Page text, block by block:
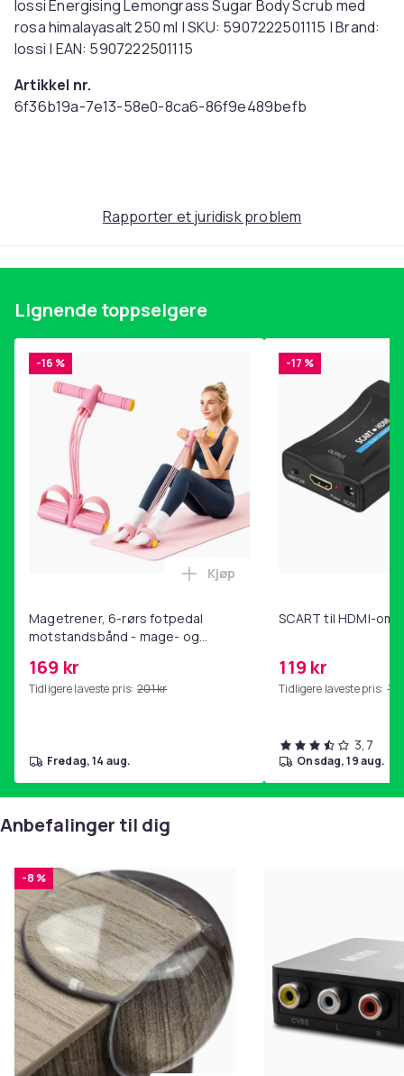
Iossi Energising Lemongrass Sugar Body Scrub med
rosa himalayasalt 250 ml | SKU: 5907222501115 | Brand:
Iossi | EAN: 5907222501115
Artikkel nr.
6f36b19a-7e13-58e0-8ca6-86f9e489befb
Rapporter et juridisk problem
Lignende toppselgere
-16 %
Magetrener, 6-rørs fotpedal
motstandsbånd - mage- og
hjemmegymnastikk Pink
169 kr
Tidligere laveste pris: 201 kr
Legg Magetrener, 6-rørs
Kjøp
fredag, 14 aug.
-17 %
SCART til HDMI-
119 kr
Tidligere laveste pris:
3,7
onsdag, 19 aug.
Anbefalinger til dig
-8 %